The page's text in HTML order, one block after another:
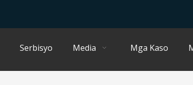
Serbisyo Media Mga Kaso